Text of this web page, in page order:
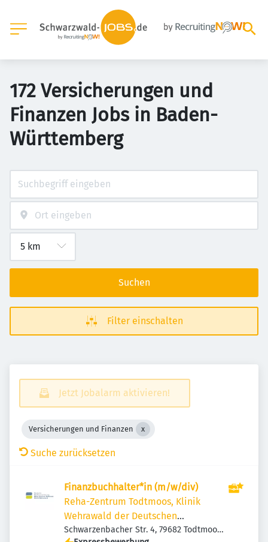
172 Versicherungen und
Finanzen Jobs in Baden-
Württemberg
Suchen
Filter einschalten
Jetzt Jobalarm aktivieren!
Versicherungen und Finanzen
Suche zurücksetzen
Finanzbuchhalter*in (m/w/div)
Reha-Zentrum Todtmoos, Klinik
Wehrawald der Deutschen
Rentenversicherung Bund
Schwarzenbacher Str. 4, 79682 Todtmoos,